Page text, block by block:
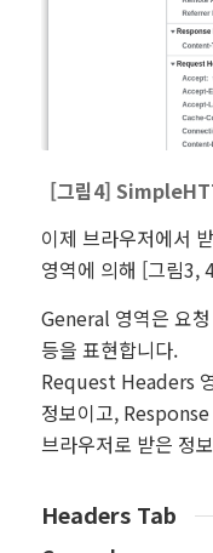
[그림4]
이제 브라우저에서
영역에 의해 [그림3,
General 영역은 요
등을 표현합니다.
Request Headers
정보이고,
브라우저로 받은 정
Headers Tab